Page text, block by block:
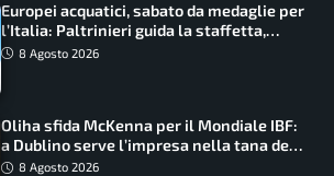
Europei acquatici, sabato da medaglie per
l’Italia: Paltrinieri guida la staffetta,
Barnabà sogna l’oro dalle grandi altezze
8 Agosto 2026
Oliha sfida McKenna per il Mondiale IBF:
a Dublino serve l’impresa nella tana del
lupo8 Agosto 2026